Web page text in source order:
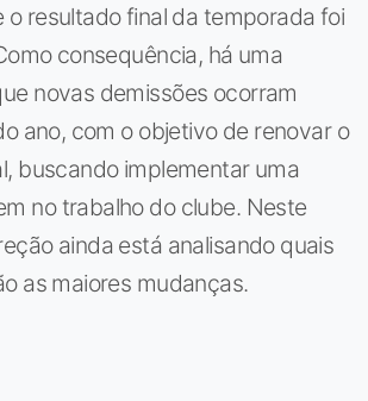
o resultado final da temporada foi
consequência, há uma
novas demissões ocorram
ano, com o objetivo de renovar o
buscando implementar uma
no trabalho do clube. Neste
ainda está analisando quais
as maiores mudanças.